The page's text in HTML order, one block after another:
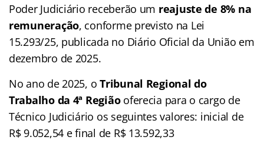
Poder Judiciário receberão um reajuste de 8% na
remuneração, conforme previsto na Lei
15.293/25, publicada no Diário Oficial da União em
dezembro de 2025.
No ano de 2025, oTribunal Regional do
Trabalho da 4ª Regiãooferecia para o cargo de
Técnico Judiciário os seguintes valores: inicial de
R$ 9.052,54 e final de R$ 13.592,33